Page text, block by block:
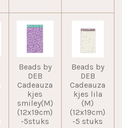
Beads by
DEB
Cadeauza
kjes
smiley(M)
(12x19cm)
-5stuks
Beads by
DEB
Cadeauza
kjes lila
(M)
(12x19cm)
-5 stuks